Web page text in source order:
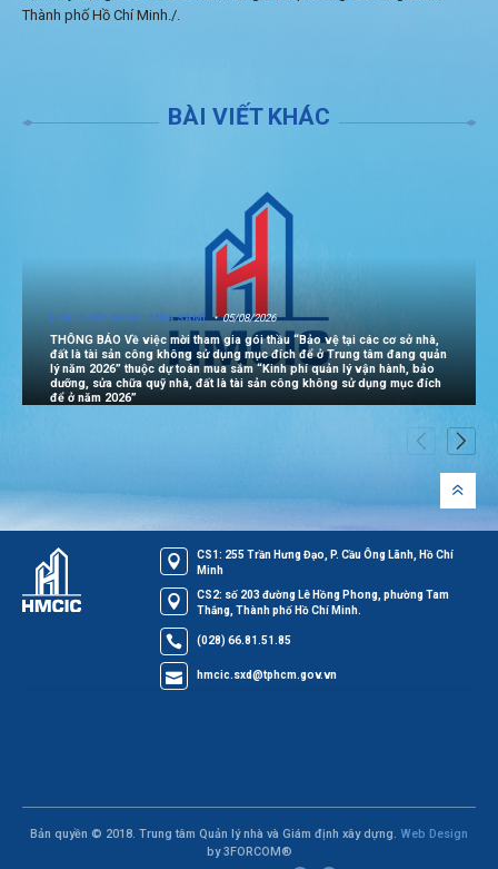
Thành phố Hồ Chí Minh./.
BÀI VIẾT KHÁC
[TIN TUYỂN DỤNG - MUA SẮM] 05/08/2026
THÔNG BÁO Về việc mời tham gia gói thầu “Bảo vệ tại các cơ sở nhà,
đất là tài sản công không sử dụng mục đích để ở Trung tâm đang quản
lý năm 2026” thuộc dự toán mua sắm “Kinh phí quản lý vận hành, bảo
dưỡng, sửa chữa quỹ nhà, đất là tài sản công không sử dụng mục đích
để ở năm 2026”
CS1: 255 Trần Hưng Đạo, P. Cầu Ông Lãnh, Hồ Chí
Minh
CS2: số 203 đường Lê Hồng Phong, phường Tam
Thắng, Thành phố Hồ Chí Minh.
(028) 66.81.51.85
hmcic.sxd@tphcm.gov.vn
Bản quyền © 2018. Trung tâm Quản lý nhà và Giám định xây dựng. Web Design
by 3FORCOM®